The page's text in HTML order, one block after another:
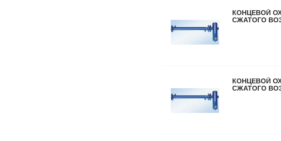
КОНЦЕВОЙ
СЖАТОГО
КОНЦЕВОЙ
СЖАТОГО